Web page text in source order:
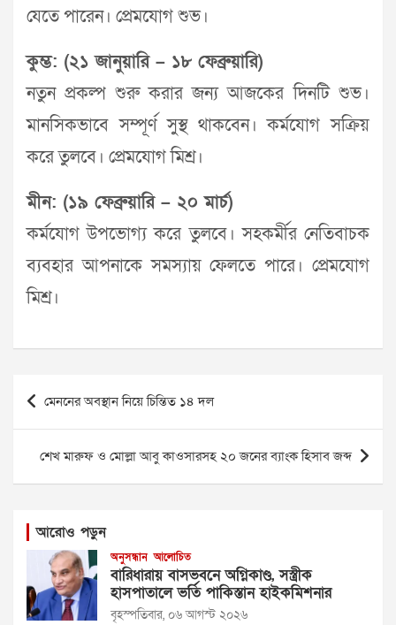
যেতে পারেন। প্রেমযোগ শুভ।
কুম্ভ: (২১ জানুয়ারি – ১৮ ফেব্রুয়ারি)
নতুন প্রকল্প শুরু করার জন্য আজকের দিনটি শুভ।
মানসিকভাবে সম্পূর্ণ সুস্থ থাকবেন। কর্মযোগ সক্রিয়
করে তুলবে। প্রেমযোগ মিশ্র।
মীন: (১৯ ফেব্রুয়ারি – ২০ মার্চ)
কর্মযোগ উপভোগ্য করে তুলবে। সহকর্মীর নেতিবাচক
ব্যবহার আপনাকে সমস্যায় ফেলতে পারে। প্রেমযোগ
মিশ্র।
Post
navigation
মেননের অবস্থান নিয়ে চিন্তিত ১৪ দল
শেখ মারুফ ও মোল্লা আবু কাওসারসহ ২০ জনের ব্যাংক হিসাব জব্দ
আরোও পড়ুন
অনুসন্ধান আলোচিত
বারিধারায় বাসভবনে অগ্নিকাণ্ড, সস্ত্রীক
হাসপাতালে ভর্তি পাকিস্তান হাইকমিশনার
বৃহস্পতিবার, ০৬ আগস্ট ২০২৬